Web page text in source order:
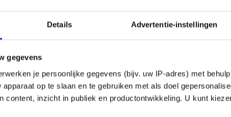
Details Advertentie-instellingen
gegevens
je persoonlijke gegevens (bijv. uw IP-adres) met
op te slaan en te gebruiken met als doel
content, inzicht in publiek en productontwikkeling. U kunt
ook echt reizen om de scene op te nemen.
is echt een aanrader! Heb nog nooit naar zo'n goede serie gekeken!